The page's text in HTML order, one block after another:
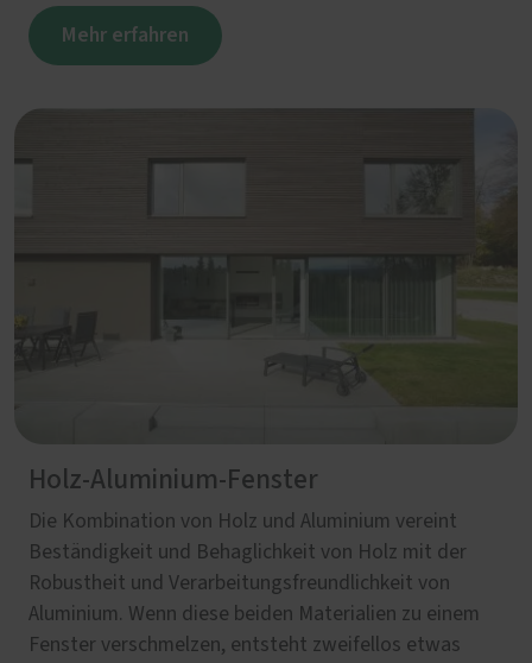
Mehr erfahren
Holz-Aluminium-Fenster
Die Kombination von Holz und Aluminium vereint
Beständigkeit und Behaglichkeit von Holz mit der
Robustheit und Verarbeitungsfreundlichkeit von
Aluminium. Wenn diese beiden Materialien zu einem
Fenster verschmelzen, entsteht zweifellos etwas